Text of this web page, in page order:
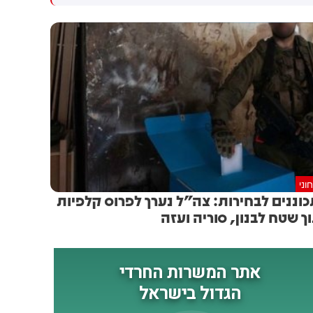
באורח קשה: אתמול (ד')
בסביבות השעה 12:00, כוח
צה"ל מצוות הקרב החטיבתי 55
פעלו במרחב הכפר מג׳דל זון
שבדרום לבנון לטיהור המרחב
והשמדת תשתיות טרור. במהלך
הפעילות, הכוח נכנס למבנה
במרחב. בעת כניסת הכוח למבנה
- התרחש פיצוץ, ככל הנראה של
מטען חבלה שהוטמן במקום.
כתוצאה מהפיצוץ, נפלו רס״ן
(מיל׳) הראל בירנשטוק ז״ל ורס״ם
(מיל׳) תמיר וקנין ז״ל, ונפצעו
ארבעה לוחמי צה"ל במילואים
לקבלת טיפול רפואי
האירוע, חיל האוויר וכוחות
תותחנים תקפו מטרות במרחב.
קשה בתקרית
לבחירות: צה״ל נערך לפרוס קלפיות
שטח לבנון, סוריה ועזה